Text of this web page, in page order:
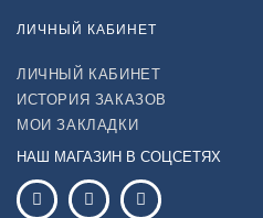
ЛИЧНЫЙ КАБИНЕТ
ЛИЧНЫЙ КАБИНЕТ
ИСТОРИЯ ЗАКАЗОВ
МОИ ЗАКЛАДКИ
НАШ МАГАЗИН В СОЦСЕТЯХ